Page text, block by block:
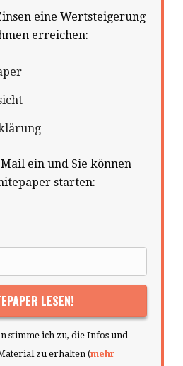
eine Wertsteigerung
erreichen:
ein und Sie können
starten:
stimme ich zu, die Infos und
zu erhalten (mehr